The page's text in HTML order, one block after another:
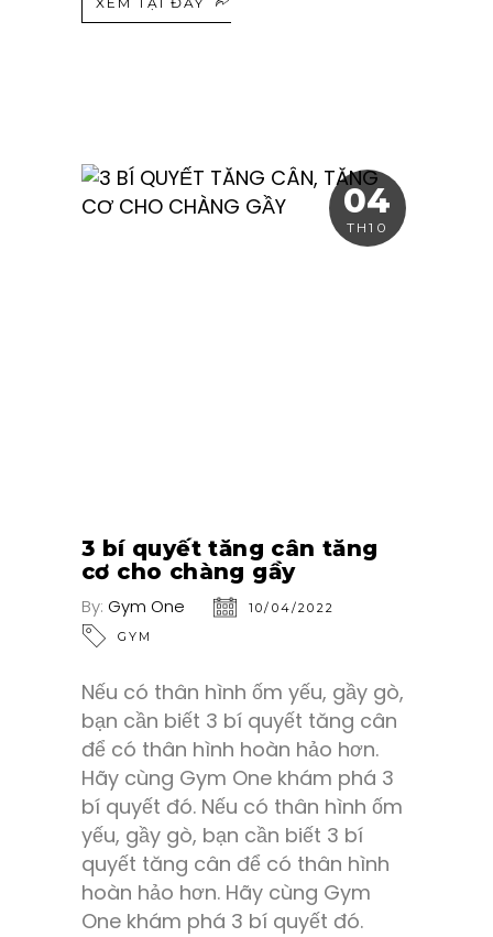
04
TH10
3 bí quyết tăng cân tăng
cơ cho chàng gầy
By: Gym One
10/04/2022
GYM
Nếu có thân hình ốm yếu, gầy gò,
bạn cần biết 3 bí quyết tăng cân
để có thân hình hoàn hảo hơn.
Hãy cùng Gym One khám phá 3
bí quyết đó. Nếu có thân hình ốm
yếu, gầy gò, bạn cần biết 3 bí
quyết tăng cân để có thân hình
hoàn hảo hơn. Hãy cùng Gym
One khám phá 3 bí quyết đó.